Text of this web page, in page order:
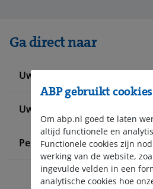
Ga direct naar
Uw werknemers informeren
Uw pensioenadministratie
Pensioen bij ABP
ABP gebruikt cookies
Om abp.nl goed te laten
altijd functionele en
Functionele cookies zijn
werking van de website,
ingevulde velden in een
analytische cookies hoe